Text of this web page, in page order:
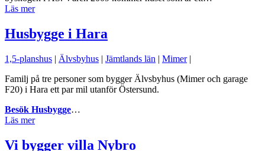
Läs mer
Husbygge i Hara
1,5-planshus | Älvsbyhus | Jämtlands län | Mimer |
Familj på tre personer som bygger Älvsbyhus (Mimer och garage
F20) i Hara ett par mil utanför Östersund.
Besök Husbygge…
Läs mer
Vi bygger villa Nybro